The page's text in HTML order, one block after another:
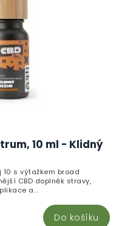
10 ml - Klidný
Do košíku
s výtažkem broad
CBD doplněk stravy,
a...